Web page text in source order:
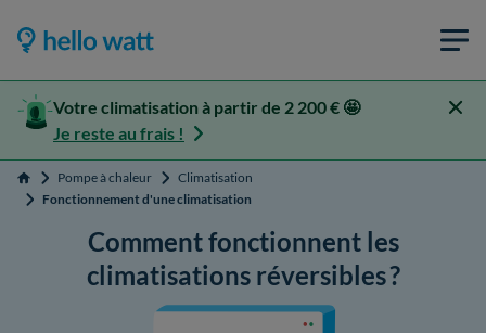
Votre climatisation à partir de 2 200 € 🤩
Je reste au frais !
Accueil Pompe à chaleur
Climatisation
Fonctionnement d'une climatisation
Comment fonctionnent les
climatisations réversibles ?